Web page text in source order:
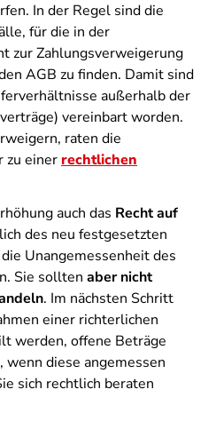
In der Regel sind die
für die in der
zur Zahlungsverweigerung
AGB zu finden. Damit sind
außerhalb der
vereinbart worden.
raten die
zu einer rechtlichen
auch das Recht auf
des neu festgesetzten
Unangemessenheit des
Sie sollten aber nicht
. Im nächsten Schritt
einer richterlichen
werden, offene Beträge
diese angemessen
sich rechtlich beraten